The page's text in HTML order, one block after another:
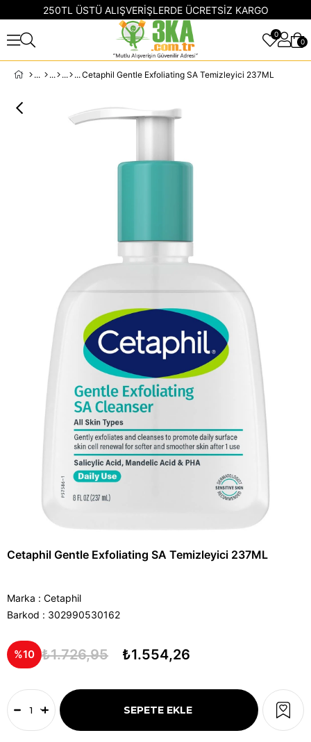
250TL ÜSTÜ ALIŞVERİŞLERDE ÜCRETSİZ KARGO
0
0
Cetaphil Gentle Exfoliating SA Temizleyici 237ML
Cetaphil Gentle Exfoliating SA Temizleyici 237ML
Marka : Cetaphil
Barkod : 302990530162
10 ₺1.726,95 ₺1.554,26